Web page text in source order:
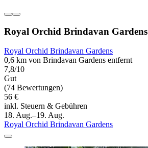
Royal Orchid Brindavan Gardens
Royal Orchid Brindavan Gardens
0,6 km von Brindavan Gardens entfernt
7,8/10
Gut
(74 Bewertungen)
56 €
inkl. Steuern & Gebühren
18. Aug.–19. Aug.
Royal Orchid Brindavan Gardens